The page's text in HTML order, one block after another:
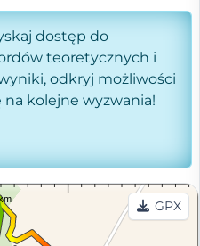
dostęp do
teoretycznych i
odkryj możliwości
kolejne wyzwania!
GPX